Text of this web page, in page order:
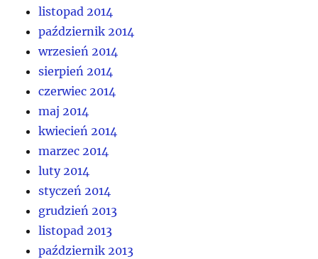
listopad 2014
październik 2014
wrzesień 2014
sierpień 2014
czerwiec 2014
maj 2014
kwiecień 2014
marzec 2014
luty 2014
styczeń 2014
grudzień 2013
listopad 2013
październik 2013